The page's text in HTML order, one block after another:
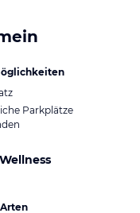
Parkplätze
Wellness